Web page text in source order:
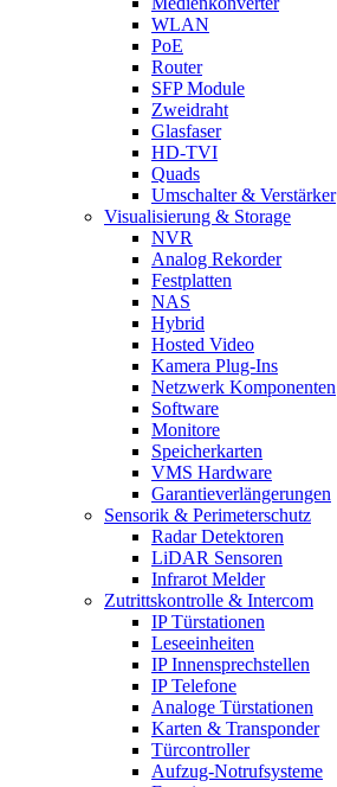
WLAN
PoE
Router
SFP Module
Zweidraht
Glasfaser
HD-TVI
Quads
Umschalter & Verstärker
Visualisierung & Storage
NVR
Analog Rekorder
Festplatten
NAS
Hybrid
Hosted Video
Kamera Plug-Ins
Netzwerk Komponenten
Software
Monitore
Speicherkarten
VMS Hardware
Garantieverlängerungen
Sensorik & Perimeterschutz
Radar Detektoren
LiDAR Sensoren
Infrarot Melder
Zutrittskontrolle & Intercom
IP Türstationen
Leseeinheiten
IP Innensprechstellen
IP Telefone
Analoge Türstationen
Karten & Transponder
Türcontroller
Aufzug-Notrufsysteme